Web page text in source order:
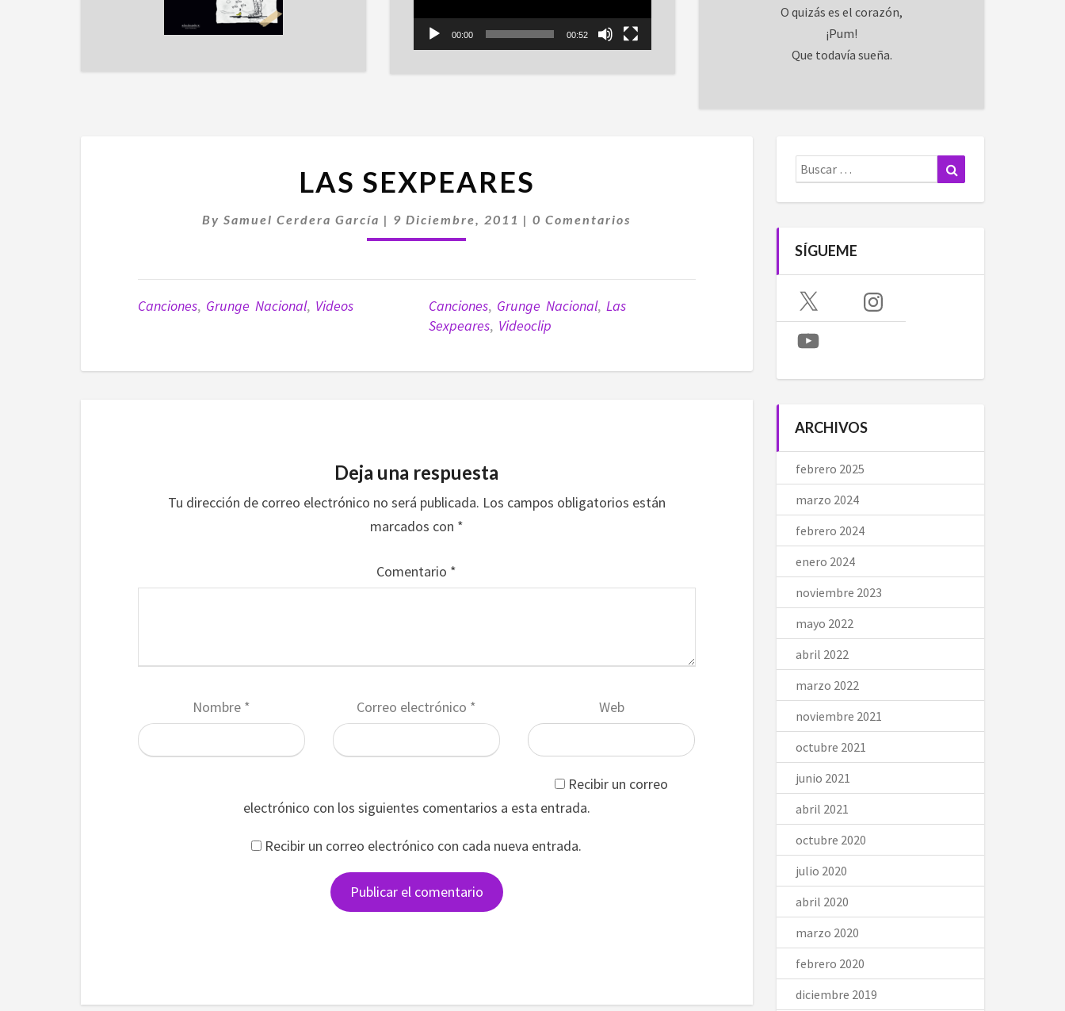
00:00 00:52
O quizás es el corazón,
¡Pum!
Que todavía sueña.
SEXPEARES
LAS SEXPEARES
BySamuel Cerdera García | 9 Diciembre, 2011 |Comentarios
0 Comentarios
Canciones, Grunge Nacional, Videos Canciones, Grunge Nacional, Las
Sexpeares, Videoclip
Deja una respuesta
Tu dirección de correo electrónico no será publicada. Los campos obligatorios están
marcados con *
Comentario *
Nombre * Correo electrónico * Web
Recibir un correo
electrónico con los siguientes comentarios a esta entrada.
Recibir un correo electrónico con cada nueva entrada.
Buscar:
SÍGUEME
X Instagram
YouTube
ARCHIVOS
febrero 2025
marzo 2024
febrero 2024
enero 2024
noviembre 2023
mayo 2022
abril 2022
marzo 2022
noviembre 2021
octubre 2021
junio 2021
abril 2021
octubre 2020
julio 2020
abril 2020
marzo 2020
febrero 2020
diciembre 2019